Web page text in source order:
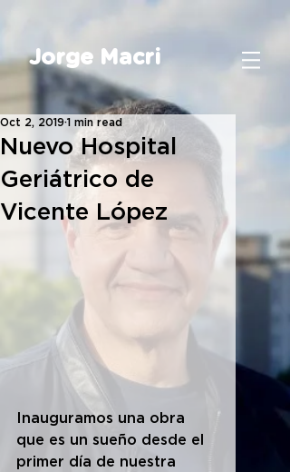
Jorge Macri
Nuevo Hospital
Geriátrico de
Vicente López
Oct 2, 2019 1 min read
Inauguramos una obra
que es un sueño desde el
primer día de nuestra